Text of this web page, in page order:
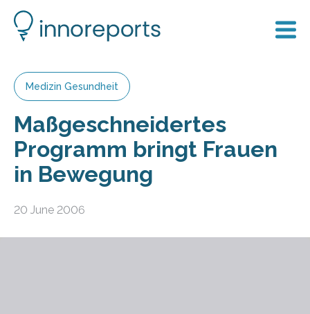
Medizin Gesundheit
Maßgeschneidertes
Programm bringt Frauen
in Bewegung
20 June 2006